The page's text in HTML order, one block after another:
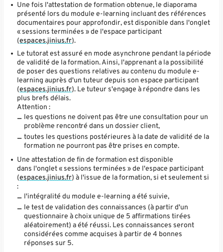
Une fois l'attestation de formation obtenue, le diaporama
présenté lors du module e-learning incluant des références
documentaires pour approfondir, est disponible dans l'onglet
« sessions terminées » de l'espace participant
(espaces.jinius.fr).
Le tutorat est assuré en mode asynchrone pendant la période
de validité de la formation. Ainsi, l'apprenant a la possibilité
de poser des questions relatives au contenu du module e-
learning auprès d'un tuteur depuis son espace participant
(espaces.jinius.fr). Le tuteur s'engage à répondre dans les
plus brefs délais.
Attention :
les questions ne doivent pas être une consultation pour un
problème rencontré dans un dossier client,
toutes les questions postérieures à la date de validité de la
formation ne pourront pas être prises en compte.
Une attestation de fin de formation est disponible
dans l'onglet « sessions terminées » de l'espace participant
(espaces.jinius.fr) à l'issue de la formation, si et seulement si
:
l'intégralité du module e-learning a été suivie,
le test de validation des connaissances (à partir d'un
questionnaire à choix unique de 5 affirmations tirées
aléatoirement) a été réussi. Les connaissances seront
considérées comme acquises à partir de 4 bonnes
réponses sur 5.